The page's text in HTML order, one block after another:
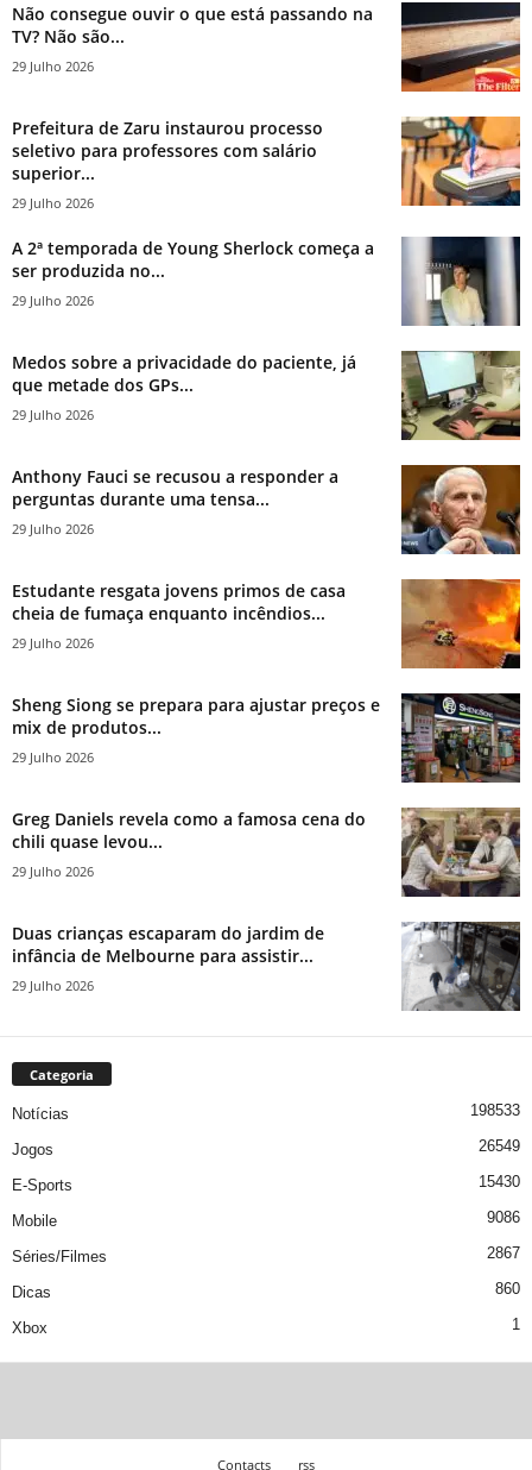
Não consegue ouvir o que está passando na
TV? Não são...
29 Julho 2026
Prefeitura de Zaru instaurou processo
seletivo para professores com salário
superior...
29 Julho 2026
A 2ª temporada de Young Sherlock começa a
ser produzida no...
29 Julho 2026
Medos sobre a privacidade do paciente, já
que metade dos GPs...
29 Julho 2026
Anthony Fauci se recusou a responder a
perguntas durante uma tensa...
29 Julho 2026
Estudante resgata jovens primos de casa
cheia de fumaça enquanto incêndios...
29 Julho 2026
Sheng Siong se prepara para ajustar preços e
mix de produtos...
29 Julho 2026
Greg Daniels revela como a famosa cena do
chili quase levou...
29 Julho 2026
Duas crianças escaparam do jardim de
infância de Melbourne para assistir...
29 Julho 2026
Categoria
Notícias 198533
Jogos 26549
E-Sports 15430
Mobile 9086
Séries/Filmes 2867
Dicas 860
Xbox 1
Contacts rss